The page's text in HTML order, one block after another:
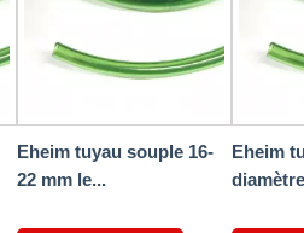
Eheim tuyau souple 16-
22 mm le...
Eheim